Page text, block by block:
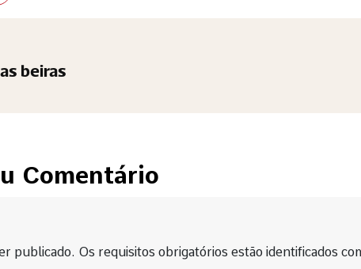
beiras
Comentário
publicado. Os requisitos obrigatórios estão identificados